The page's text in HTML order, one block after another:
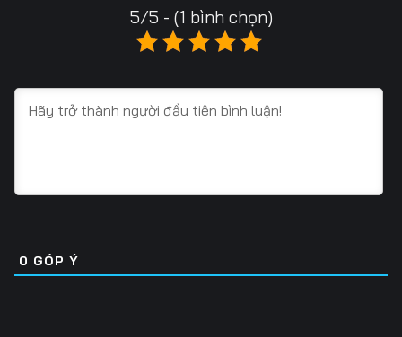
Tập 20
Tập 25 Tập 26
Tập 31 Tập 32 Tập 33
Tập 37 Tập 38 Tập 39
5/5 - (1 bình chọn)
0 GÓP Ý